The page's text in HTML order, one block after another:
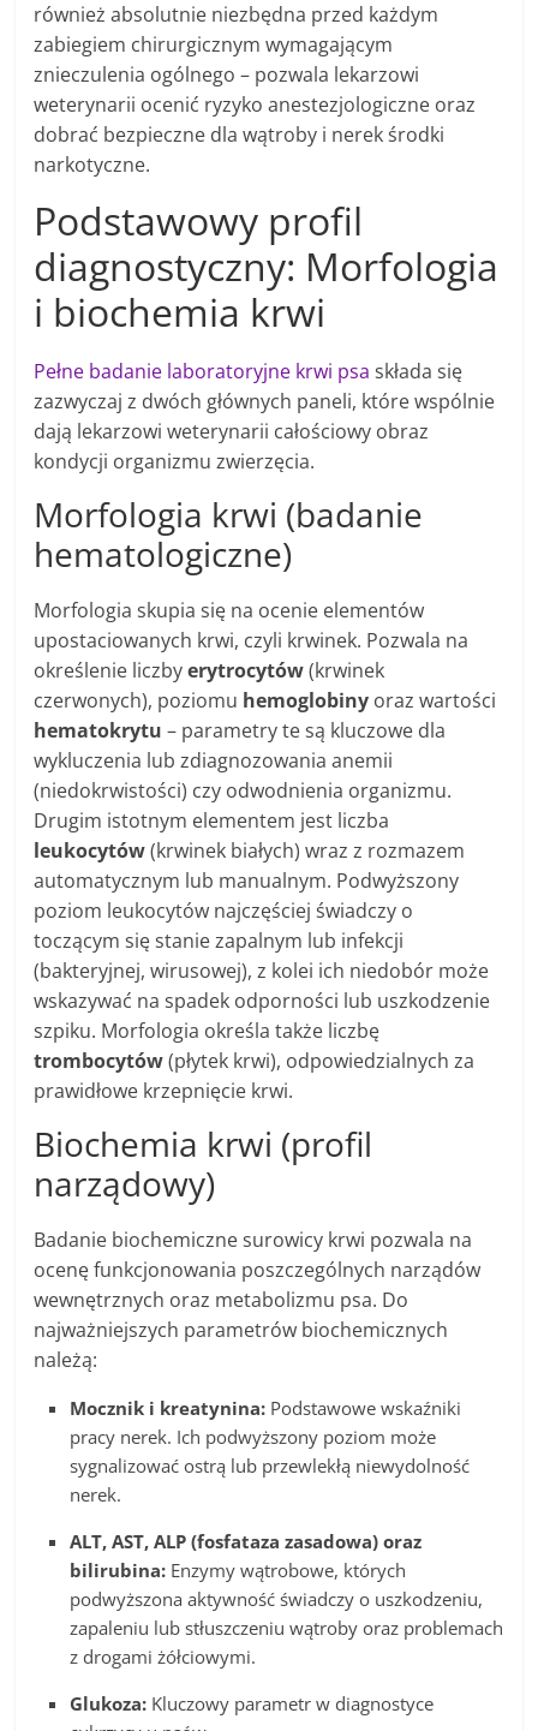
również absolutnie niezbędna przed każdym
zabiegiem chirurgicznym wymagającym
znieczulenia ogólnego – pozwala lekarzowi
weterynarii ocenić ryzyko anestezjologiczne oraz
dobrać bezpieczne dla wątroby i nerek środki
narkotyczne.
Podstawowy profil
diagnostyczny: Morfologia
i biochemia krwi
Pełne badanie laboratoryjne krwi psa składa się
zazwyczaj z dwóch głównych paneli, które wspólnie
dają lekarzowi weterynarii całościowy obraz
kondycji organizmu zwierzęcia.
Morfologia krwi (badanie
hematologiczne)
Morfologia skupia się na ocenie elementów
upostaciowanych krwi, czyli krwinek. Pozwala na
określenie liczbyerytrocytów(krwinek
czerwonych), poziomu hemoglobiny oraz wartości
hematokrytu – parametry te są kluczowe dla
wykluczenia lub zdiagnozowania anemii
(niedokrwistości) czy odwodnienia organizmu.
Drugim istotnym elementem jest liczba
leukocytów(krwinek białych) wraz z rozmazem
automatycznym lub manualnym. Podwyższony
poziom leukocytów najczęściej świadczy o
toczącym się stanie zapalnym lub infekcji
(bakteryjnej, wirusowej), z kolei ich niedobór może
wskazywać na spadek odporności lub uszkodzenie
szpiku. Morfologia określa także liczbę
trombocytów(płytek krwi), odpowiedzialnych za
prawidłowe krzepnięcie krwi.
Biochemia krwi (profil
narządowy)
Badanie biochemiczne surowicy krwi pozwala na
ocenę funkcjonowania poszczególnych narządów
wewnętrznych oraz metabolizmu psa. Do
najważniejszych parametrów biochemicznych
należą:
Mocznik i kreatynina: Podstawowe wskaźniki
pracy nerek. Ich podwyższony poziom może
sygnalizować ostrą lub przewlekłą niewydolność
nerek.
ALT, AST, ALP (fosfataza zasadowa) oraz
bilirubina: Enzymy wątrobowe, których
podwyższona aktywność świadczy o uszkodzeniu,
zapaleniu lub stłuszczeniu wątroby oraz problemach
z drogami żółciowymi.
Glukoza: Kluczowy parametr w diagnostyce